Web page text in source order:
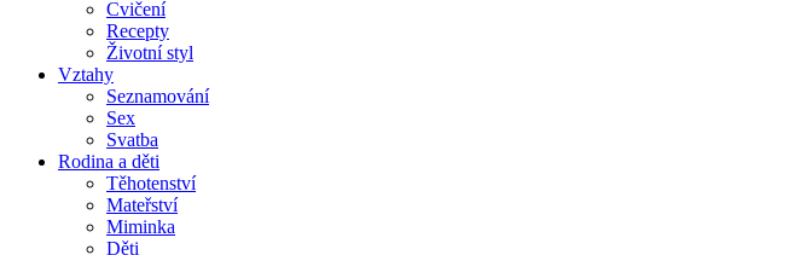
Cvičení
Recepty
Životní styl
Vztahy
Seznamování
Sex
Svatba
Rodina a děti
Těhotenství
Mateřství
Miminka
Děti